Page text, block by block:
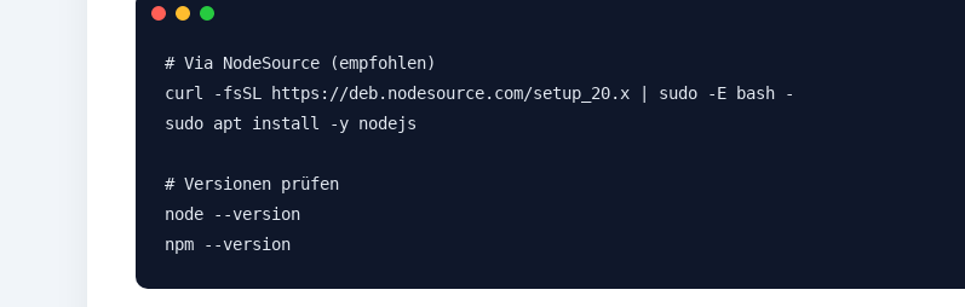
# Via NodeSource (empfohlen)
curl -fsSL https://deb.nodesource.com/setup_20.x | sudo -E bash -
sudo apt install -y nodejs
# Versionen prüfen
node --version
npm --version